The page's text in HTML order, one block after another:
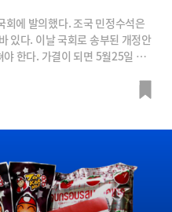
에 발의했다. 조국 민정수석은
있다. 이날 국회로 송부된 개정안
한다. 가결이 되면 5월25일 공고
하는데 자유한국당(116석)이 개